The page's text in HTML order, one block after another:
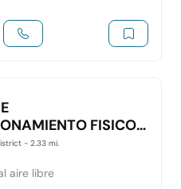
FISICO
- 2.33 mi.
aire libre